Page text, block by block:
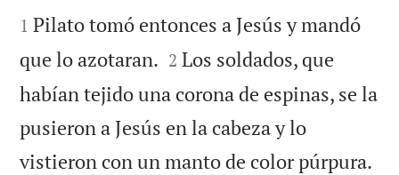


1 Pilato tomó entonces a Jesús y mandó
que lo azotaran. 

2 Los soldados, que
habían tejido una corona de espinas, se la
pusieron a Jesús en la cabeza y lo
vistieron con un manto de color púrpura.